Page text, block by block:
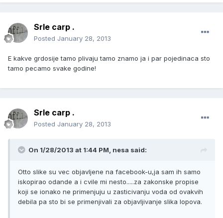
Srle carp .
Posted January 28, 2013
E kakve grdosije tamo plivaju tamo znamo ja i par pojedinaca sto
tamo pecamo svake godine!
Srle carp .
Posted January 28, 2013
On 1/28/2013 at 1:44 PM, nesa said:
Otto slike su vec objavljene na facebook-u,ja sam ih samo
iskopirao odande a i cvile mi nesto.....za zakonske propise
koji se ionako ne primenjuju u zasticivanju voda od ovakvih
debila pa sto bi se primenjivali za objavljivanje slika lopova.